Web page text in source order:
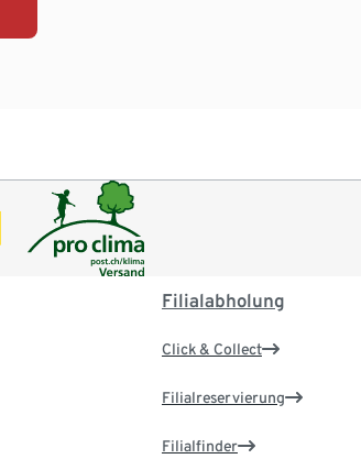
Filialabholung
Click & Collect
Filialreservierung
Filialfinder